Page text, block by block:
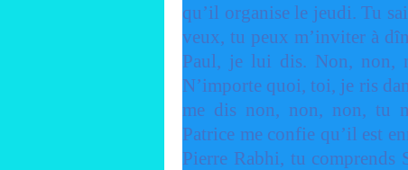
qu’il organise le jeudi. Tu
veux, tu peux m’inviter à
Paul, je lui dis. Non, non,
N’importe quoi, toi, je ris
me dis non, non, non, tu
Patrice me confie qu’il est
Pierre Rabhi, tu comprends